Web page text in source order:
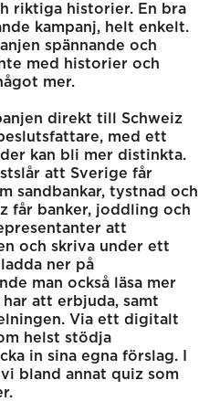
riktiga historier. En bra
kampanj, helt enkelt.
spännande och
med historier och
mer.
direkt till Schweiz
med ett
kan bli mer distinkta.
att Sverige får
sandbankar, tystnad och
får banker, joddling och
att
och skriva under ett
ner på
man också läsa mer
att erbjuda, samt
Via ett digitalt
helst stödja
in sina egna förslag. I
bland annat quiz som